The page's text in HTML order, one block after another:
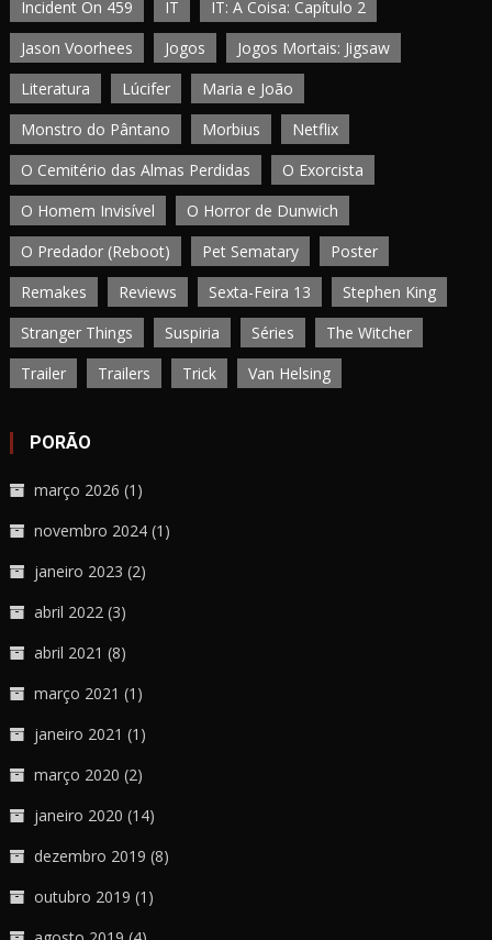
Incident On 459
IT
IT: A Coisa: Capítulo 2
Jason Voorhees
Jogos
Jogos Mortais: Jigsaw
Literatura
Lúcifer
Maria e João
Monstro do Pântano
Morbius
Netflix
O Cemitério das Almas Perdidas
O Exorcista
O Homem Invisível
O Horror de Dunwich
O Predador (Reboot)
Pet Sematary
Poster
Remakes
Reviews Sexta-Feira 13
Stephen King
Stranger Things
Suspiria Séries
The Witcher
Trailer
Trailers Trick Van Helsing
PORÃO
março 2026 (1)
novembro 2024 (1)
janeiro 2023 (2)
abril 2022 (3)
abril 2021 (8)
março 2021 (1)
janeiro 2021 (1)
março 2020 (2)
janeiro 2020 (14)
dezembro 2019 (8)
outubro 2019 (1)